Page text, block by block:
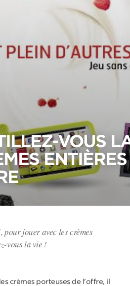
VOUS
ENTIÈRES
jouer avec les crèmes
vous la vie !
crèmes porteuses de l'offre, il